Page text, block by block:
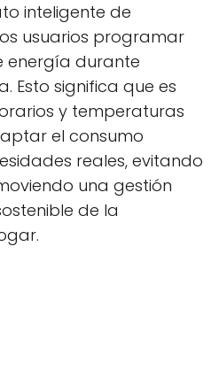
inteligente de
usuarios programar
energía durante
Esto significa que es
y temperaturas
el consumo
reales, evitando
una gestión
de la